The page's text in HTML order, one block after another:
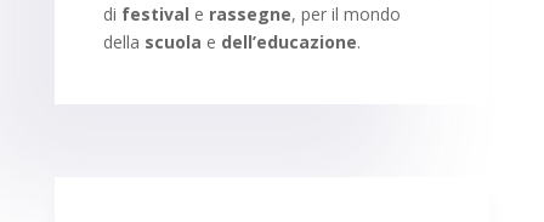
di festival e rassegne, per il mondo
della scuola e dell’educazione.